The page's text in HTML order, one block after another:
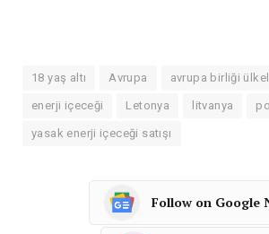
18 yaş altı Avrupa avrupa birliği
enerji içeceği Letonya litvanya
yasak enerji içeceği satışı
Follow on Google